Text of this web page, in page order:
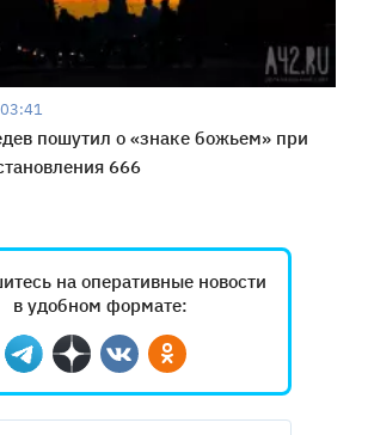
пошутил о «знаке божьем» при
666
на оперативные новости
в удобном формате:
Telegram
ДзенВконтактеОдноклассники